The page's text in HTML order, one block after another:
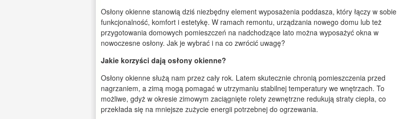
Osłony okienne stanowią dziś niezbędny element wyposażenia poddasza, który łączy w sobie
funkcjonalność, komfort i estetykę. W ramach remontu, urządzania nowego domu lub też
przygotowania domowych pomieszczeń na nadchodzące lato można wyposażyć okna w
nowoczesne osłony. Jak je wybrać i na co zwrócić uwagę?
Jakie korzyści dają osłony okienne?
Osłony okienne służą nam przez cały rok. Latem skutecznie chronią pomieszczenia przed
nagrzaniem, a zimą mogą pomagać w utrzymaniu stabilnej temperatury we wnętrzach. To
możliwe, gdyż w okresie zimowym zaciągnięte rolety zewnętrzne redukują straty ciepła, co
przekłada się na mniejsze zużycie energii potrzebnej do ogrzewania.